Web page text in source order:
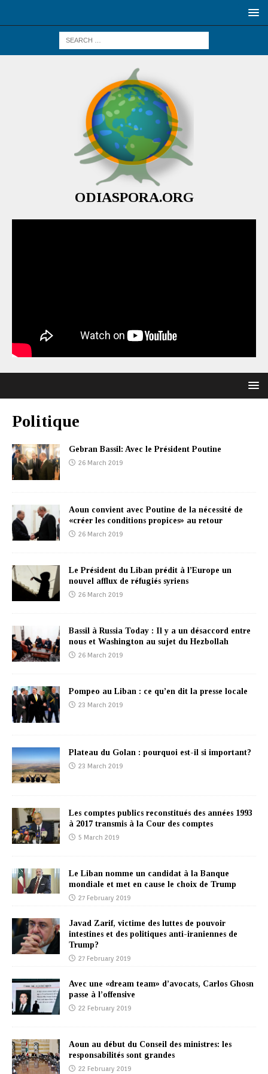
ODIASPORA.ORG
Politique
Gebran Bassil: Avec le Président Poutine
26 March 2019
Aoun convient avec Poutine de la nécessité de
«créer les conditions propices» au retour
26 March 2019
Le Président du Liban prédit à l’Europe un
nouvel afflux de réfugiés syriens
26 March 2019
Bassil à Russia Today : Il y a un désaccord entre
nous et Washington au sujet du Hezbollah
26 March 2019
Pompeo au Liban : ce qu’en dit la presse locale
23 March 2019
Plateau du Golan : pourquoi est-il si important?
23 March 2019
Les comptes publics reconstitués des années 1993
à 2017 transmis à la Cour des comptes
5 March 2019
Le Liban nomme un candidat à la Banque
mondiale et met en cause le choix de Trump
27 February 2019
Javad Zarif, victime des luttes de pouvoir
intestines et des politiques anti-iraniennes de
Trump?
27 February 2019
Avec une «dream team» d’avocats, Carlos Ghosn
passe à l’offensive
22 February 2019
Aoun au début du Conseil des ministres: les
responsabilités sont grandes
22 February 2019